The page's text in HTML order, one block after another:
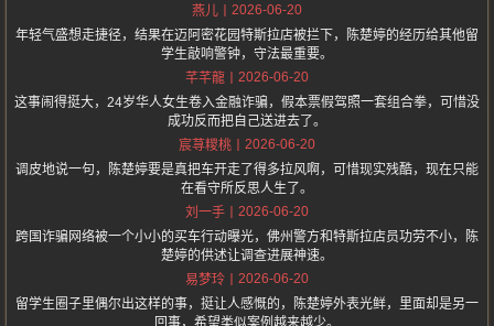
燕儿
2026-06-20
年轻气盛想走捷径，结果在迈阿密花园特斯拉店被拦下，陈楚婷的经历给其他留
学生敲响警钟，守法最重要。
芊芊龍
2026-06-20
这事闹得挺大，24岁华人女生卷入金融诈骗，假本票假驾照一套组合拳，可惜没
成功反而把自己送进去了。
宸荨糭桃
2026-06-20
调皮地说一句，陈楚婷要是真把车开走了得多拉风啊，可惜现实残酷，现在只能
在看守所反思人生了。
刘一手
2026-06-20
跨国诈骗网络被一个小小的买车行动曝光，佛州警方和特斯拉店员功劳不小，陈
楚婷的供述让调查进展神速。
易梦玲
2026-06-20
留学生圈子里偶尔出这样的事，挺让人感慨的，陈楚婷外表光鲜，里面却是另一
回事，希望类似案例越来越少。